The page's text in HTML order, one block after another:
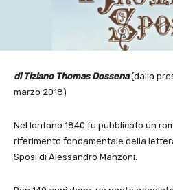
di Tiziano Thomas Dossena(dalla
marzo 2018)
Nel lontano 1840 fu pubblicato un
riferimento fondamentale della
Sposi di Alessandro Manzoni.